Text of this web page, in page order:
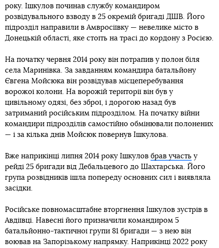
року. Ішкулов починав службу командиром
розвідувального взводу в 25 окремій бригаді ДШВ. Його
підрозділ направили в Амвросіївку — невелике місто в
Донецькій області, яке стоїть на трасі до кордону з Росією.
На початку червня 2014 року він потрапив у полон біля
села Маринівка. За завданням командира батальйону
Євгена Мойсюка він розвідував місцеперебування
ворожої колони. На ворожій території він був у
цивільному одязі, без зброї, і дорогою назад був
затриманий російським підрозділом. На початку війни
командири підрозділів самостійно обмінювали полонених
— і за кілька днів Мойсюк повернув Ішкулова.
Вже наприкінці липня 2014 року Ішкулов брав участь у
рейді 25 бригади від Дебальцевого до Шахтарська. Його
група розвідників ішла попереду основних сил і виявляла
засідки.
Російське повномасштабне вторгнення Ішкулов зустрів в
Авдіївці. Навесні його призначили командиром 5
батальйонно-тактичної групи 81 бригади — з нею він
воював на Запорізькому напрямку. Наприкінці 2022 року